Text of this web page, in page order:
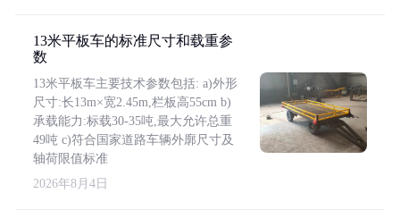
13米平板车的标准尺寸和载重参
数
13米平板车主要技术参数包括: a)外形
尺寸:长13m×宽2.45m,栏板高55cm b)
承载能力:标载30-35吨,最大允许总重
49吨 c)符合国家道路车辆外廓尺寸及
轴荷限值标准
2026年8月4日